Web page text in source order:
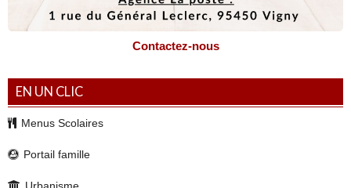
Contactez-nous
EN UN CLIC
Menus Scolaires
Portail famille